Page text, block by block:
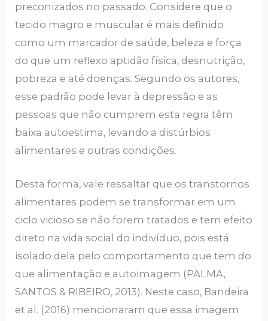
preconizados no passado. Considere que o
tecido magro e muscular é mais definido
como um marcador de saúde, beleza e força
do que um reflexo aptidão física, desnutrição,
pobreza e até doenças. Segundo os autores,
esse padrão pode levar à depressão e as
pessoas que não cumprem esta regra têm
baixa autoestima, levando a distúrbios
alimentares e outras condições.
Desta forma, vale ressaltar que os transtornos
alimentares podem se transformar em um
ciclo vicioso se não forem tratados e tem efeito
direto na vida social do indivíduo, pois está
isolado dela pelo comportamento que tem do
que alimentação e autoimagem (PALMA,
SANTOS & RIBEIRO, 2013). Neste caso, Bandeira
et al. (2016) mencionaram que essa imagem